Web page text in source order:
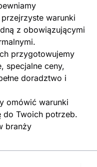
warunki
z obowiązującymi
przygotowujemy
specjalne ceny,
doradztwo i
omówić warunki
do Twoich potrzeb.
branży